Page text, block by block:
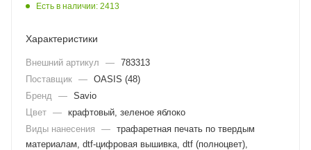
Есть в наличии: 2413
Характеристики
Внешний артикул — 783313
Поставщик — OASIS (48)
Бренд
— Savio
Цвет — крафтовый, зеленое яблоко
Виды нанесения
— трафаретная печать по твердым
материалам, dtf-цифровая вышивка, dtf (полноцвет),